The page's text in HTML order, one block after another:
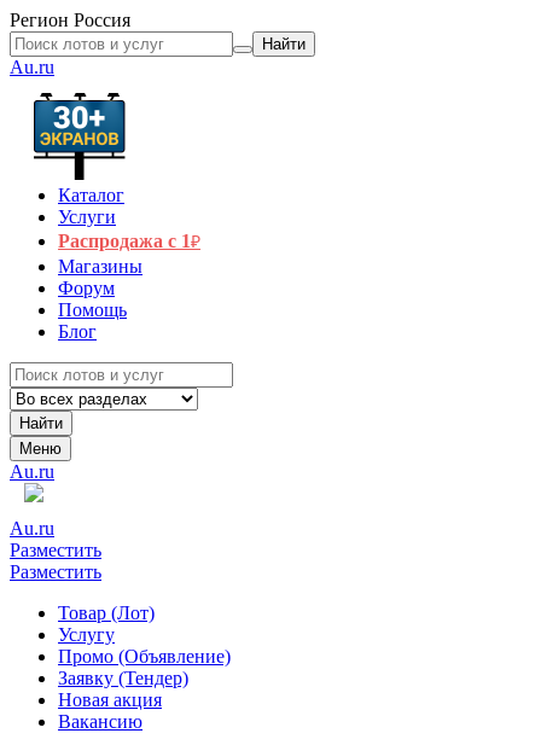
Регион Россия
Найти
Au.ru
Каталог
Услуги
Распродажа с 1₽
Магазины
Форум
Помощь
Блог
Найти
Меню
Au.ru
Au.ru
Разместить
Разместить
Товар (Лот)
Услугу
Промо (Объявление)
Заявку (Тендер)
Новая акция
Вакансию